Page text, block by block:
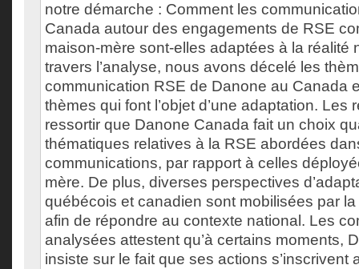
notre démarche : Comment les
Canada autour des engagements de RSE
maison-mère sont-elles adaptées à la réalité
travers l’analyse, nous avons décelé les
communication RSE de Danone au Canada
thèmes qui font l’objet d’une adaptation. Les
ressortir que Danone Canada fait un choix
thématiques relatives à la RSE abordées
communications, par rapport à celles
mère. De plus, diverses perspectives
québécois et canadien sont mobilisées par
afin de répondre au contexte national. Les
analysées attestent qu’à certains moments,
insiste sur le fait que ses actions s’inscrivent